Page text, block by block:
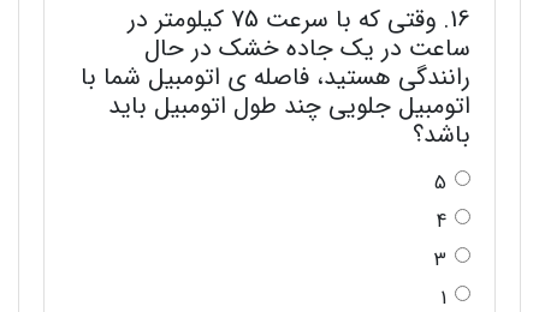
16. وقتی که با سرعت 75 کیلومتر در
ساعت در یک جاده خشک در حال
رانندگی هستید، فاصله ی اتومبیل شما با
اتومبیل جلویی چند طول اتومبیل باید
باشد؟
5
4
3
1